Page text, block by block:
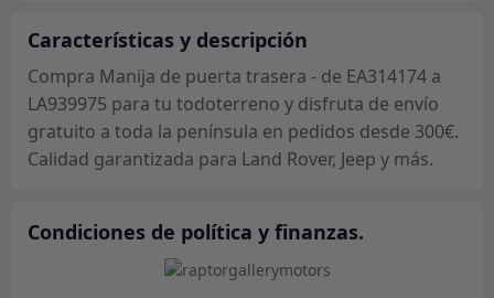
LA939975
cantidad
Características y descripción
Compra Manija de puerta trasera - de EA314174 a
LA939975 para tu todoterreno y disfruta de envío
gratuito a toda la península en pedidos desde 300€.
Calidad garantizada para Land Rover, Jeep y más.
Condiciones de política y finanzas.